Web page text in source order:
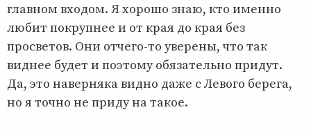
главном входом. Я хорошо знаю, кто именно
любит покрупнее и от края до края без
просветов. Они отчего-то уверены, что так
виднее будет и поэтому обязательно придут.
Да, это наверняка видно даже с Левого берега,
но я точно не приду на такое.